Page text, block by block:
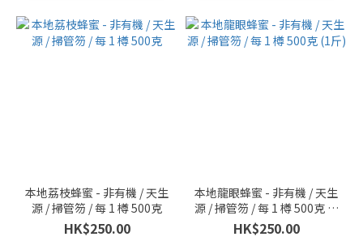
本地荔枝蜂蜜 - 非有機 / 天生
源 / 掃管笏 / 每 1 樽 500克
HK$250.00
本地龍眼蜂蜜 - 非有機 / 天生
源 / 掃管笏 / 每 1 樽 500克 (1
斤)
HK$250.00